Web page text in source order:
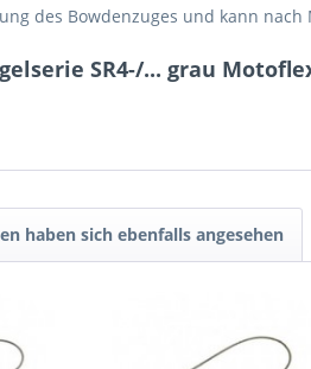
des Bowdenzuges und kann
SR4-/... grau
haben sich ebenfalls angesehen